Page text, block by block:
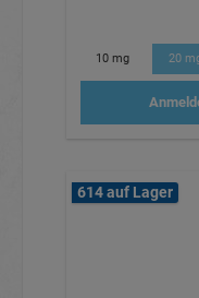
10 mg 20
614 auf Lager